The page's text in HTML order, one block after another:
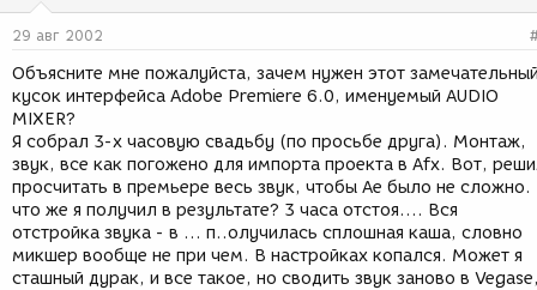
м
д
н
и
я
29 авг 2002
Объясните мне пожалуйста, зачем нужен этот
кусок интерфейса Adobe Premiere 6.0, именуемый AUDIO
MIXER?
Я собрал 3-х часовую свадьбу (по просьбе друга). Монтаж,
звук, все как погожено для импорта проекта в Afx. Вот,
просчитать в премьере весь звук, чтобы Ae было не сложно.
что же я получил в результате? 3 часа отстоя.... Вся
отстройка звука - в ... п..олучилась сплошная каша, словно
микшер вообще не при чем. В настройках копался. Может я
сташный дурак, и все такое, но сводить звук заново в